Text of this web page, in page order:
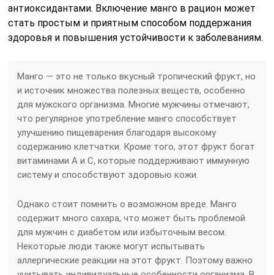
антиоксидантами. Включение манго в рацион может
стать простым и приятным способом поддержания
здоровья и повышения устойчивости к заболеваниям.
Манго — это не только вкусный тропический фрукт, но
и источник множества полезных веществ, особенно
для мужского организма. Многие мужчины отмечают,
что регулярное употребление манго способствует
улучшению пищеварения благодаря высокому
содержанию клетчатки. Кроме того, этот фрукт богат
витаминами A и C, которые поддерживают иммунную
систему и способствуют здоровью кожи.
Однако стоит помнить о возможном вреде. Манго
содержит много сахара, что может быть проблемой
для мужчин с диабетом или избыточным весом.
Некоторые люди также могут испытывать
аллергические реакции на этот фрукт. Поэтому важно